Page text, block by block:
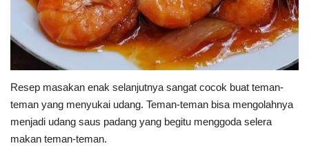
Resep masakan enak selanjutnya sangat cocok buat teman-
teman yang menyukai udang. Teman-teman bisa mengolahnya
menjadi udang saus padang yang begitu menggoda selera
makan teman-teman.